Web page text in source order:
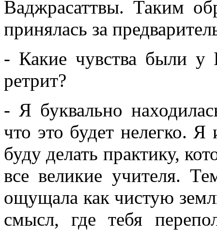
Ваджрасаттвы. Таким
принялась за
- Какие чувства были у
ретрит?
- Я буквально
что это будет нелегко. Я
буду делать практику,
все великие учителя.
ощущала как чистую
смысл, где тебя